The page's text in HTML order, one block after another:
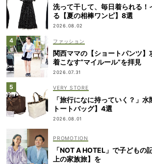
洗って干して、毎日着られる！
る【夏の相棒ワンピ】8選
2026.08.02
ファッション
関西ママの【ショートパンツ】
着こなす“マイルール”を拝見
2026.07.31
VERY STORE
「旅行になに持っていく？」
トートバッグ】4選
2026.08.01
「NOT A HOTEL」で子どもの
上の家族旅】を